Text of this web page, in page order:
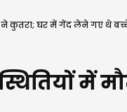
ने कुतरा; घर में गेंद लेने गए थे